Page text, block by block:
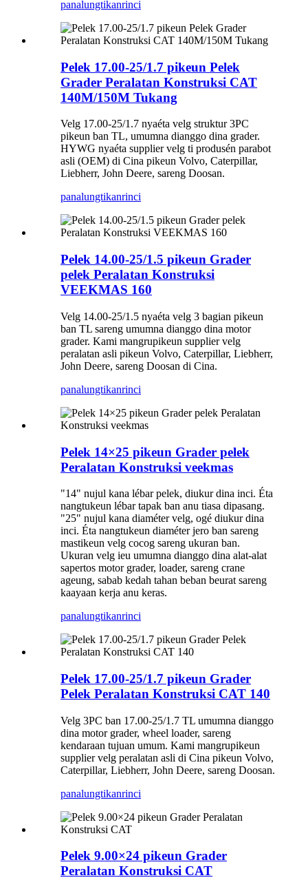
panalungtikanrinci
Pelek 17.00-25/1.7 pikeun Pelek
Grader Peralatan Konstruksi CAT
140M/150M Tukang
Velg 17.00-25/1.7 nyaéta velg struktur 3PC
pikeun ban TL, umumna dianggo dina grader.
HYWG nyaéta supplier velg ti produsén parabot
asli (OEM) di Cina pikeun Volvo, Caterpillar,
Liebherr, John Deere, sareng Doosan.
panalungtikanrinci
Pelek 14.00-25/1.5 pikeun Grader
pelek Peralatan Konstruksi
VEEKMAS 160
Velg 14.00-25/1.5 nyaéta velg 3 bagian pikeun
ban TL sareng umumna dianggo dina motor
grader. Kami mangrupikeun supplier velg
peralatan asli pikeun Volvo, Caterpillar, Liebherr,
John Deere, sareng Doosan di Cina.
panalungtikanrinci
Pelek 14×25 pikeun Grader pelek
Peralatan Konstruksi veekmas
"14" nujul kana lébar pelek, diukur dina inci. Éta
nangtukeun lébar tapak ban anu tiasa dipasang.
"25" nujul kana diaméter velg, ogé diukur dina
inci. Éta nangtukeun diaméter jero ban sareng
mastikeun velg cocog sareng ukuran ban.
Ukuran velg ieu umumna dianggo dina alat-alat
sapertos motor grader, loader, sareng crane
ageung, sabab kedah tahan beban beurat sareng
kaayaan kerja anu keras.
panalungtikanrinci
Pelek 17.00-25/1.7 pikeun Grader
Pelek Peralatan Konstruksi CAT 140
Velg 3PC ban 17.00-25/1.7 TL umumna dianggo
dina motor grader, wheel loader, sareng
kendaraan tujuan umum. Kami mangrupikeun
supplier velg peralatan asli di Cina pikeun Volvo,
Caterpillar, Liebherr, John Deere, sareng Doosan.
panalungtikanrinci
Pelek 9.00×24 pikeun Grader
Peralatan Konstruksi CAT